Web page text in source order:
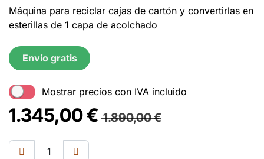
Máquina para reciclar cajas de cartón y convertirlas en
esterillas de 1 capa de acolchado
Envío gratis
Mostrar precios con IVA incluido
1.345,00€ 1.890,00€